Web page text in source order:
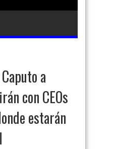
a
con CEOs
estarán